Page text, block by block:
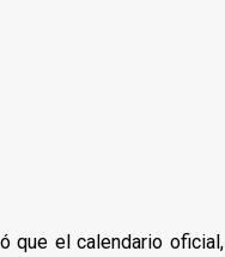
que el calendario oficial,